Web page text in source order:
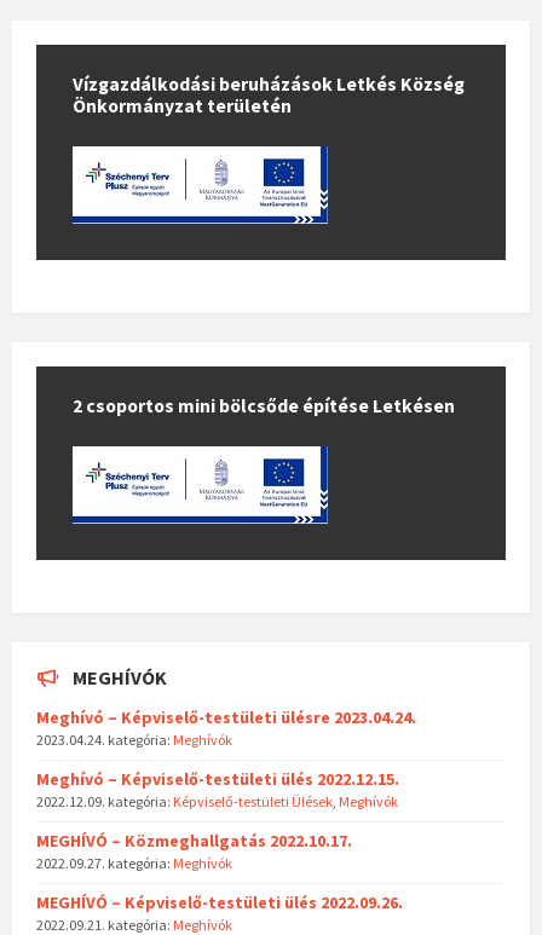
Vízgazdálkodási beruházások Letkés Község
Önkormányzat területén
2 csoportos mini bölcsőde építése Letkésen
MEGHÍVÓK
Meghívó – Képviselő-testületi ülésre 2023.04.24.
2023.04.24. kategória: Meghívók
Meghívó – Képviselő-testületi ülés 2022.12.15.
2022.12.09. kategória: Képviselő-testületi Ülések Meghívók
MEGHÍVÓ – Közmeghallgatás 2022.10.17.
2022.09.27. kategória: Meghívók
MEGHÍVÓ – Képviselő-testületi ülés 2022.09.26.
2022.09.21. kategória: Meghívók